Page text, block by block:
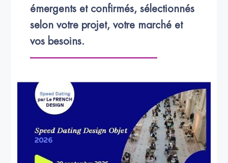
émergents et confirmés, sélectionnés
selon votre projet, votre marché et
vos besoins.